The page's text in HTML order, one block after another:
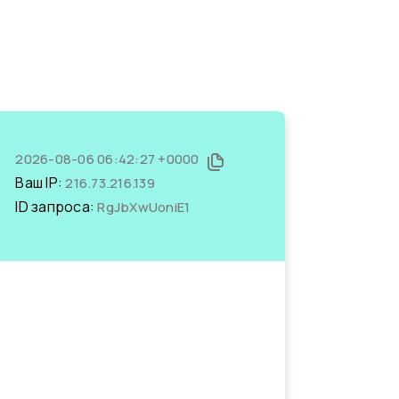
2026-08-06 06:42:27 +0000
Ваш IP:216.73.216.139
ID запроса:RgJbXwUoniE1